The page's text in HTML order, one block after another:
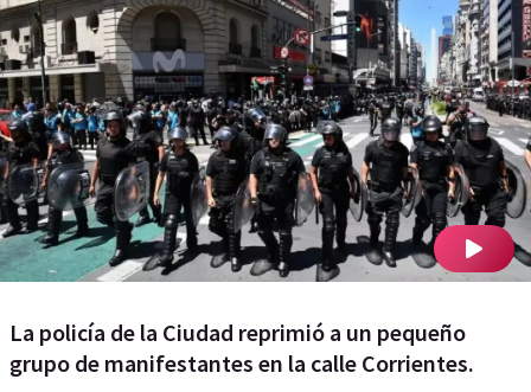
La policía de la Ciudad reprimió a un pequeño
grupo de manifestantes en la calle Corrientes.